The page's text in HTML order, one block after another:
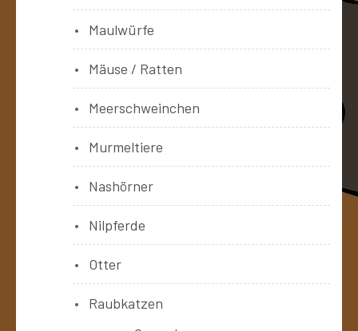
Maulwürfe
Mäuse / Ratten
Meerschweinchen
Murmeltiere
Nashörner
Nilpferde
Otter
Raubkatzen